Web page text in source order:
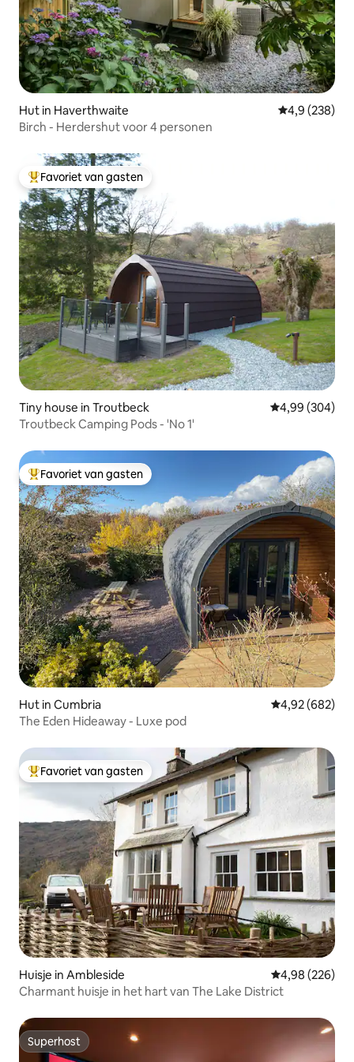
Hut in Haverthwaite Gemiddelde
4,9 (238)
Birch - Herdershut voor 4 personen
Topfavoriet van gasten
Favoriet van gasten
Tiny house in Troutbeck Gemiddelde
4,99 (304)
Troutbeck Camping Pods - 'No 1'
Topfavoriet van gasten
Favoriet van gasten
Hut in Cumbria Gemiddelde
4,92 (682)
The Eden Hideaway - Luxe pod
Topfavoriet van gasten
Favoriet van gasten
Huisje in Ambleside Gemiddelde
4,98 (226)
Charmant huisje in het hart van The Lake District
Superhost
Superhost